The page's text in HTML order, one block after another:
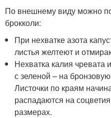
По внешнему виду можно
брокколи:
При нехватке азота
листья желтеют и
Нехватка калия чревата
с зеленой – на
Листочки по краям
распадаются на
размерах.